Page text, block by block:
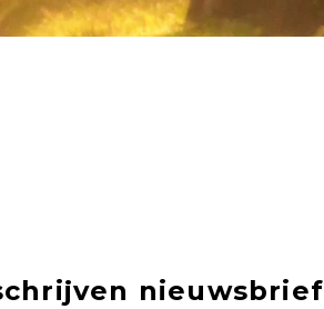
nieuwsbrief